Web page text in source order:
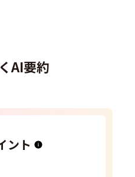
AI要約
ント